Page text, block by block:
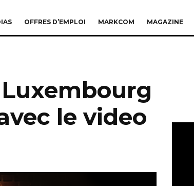
OFFRES D’EMPLOI MARKCOM MAGAZINE
le video